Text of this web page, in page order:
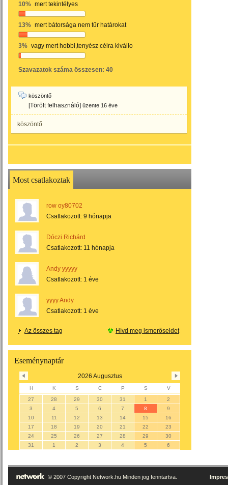
10% mert tekintélyes
13% mert bátorsága nem tűr határokat
3% vagy mert hobbi,tenyész célra kivállo
Szavazatok száma összesen: 40
köszöntő
[Törölt felhasználó] üzente 16 éve
köszöntő
Most csatlakoztak
row oy80702
Csatlakozott: 9 hónapja
Dóczi Richárd
Csatlakozott: 11 hónapja
Andy yyyyy
Csatlakozott: 1 éve
yyyy Andy
Csatlakozott: 1 éve
Az összes tag Hívd meg ismerőseidet
Eseménynaptár
2026 Augusztus
H K S C P S
V
27
28 29 30 31 1
2
3
4 5 6 7 8
9
10
11 12 13 14 15
16
17
18 19 20 21 22
23
24
25 26 27 28 29
30
31
1 2 3 4 5 6
© 2007 Copyright Network.hu Minden jog fenntartva.